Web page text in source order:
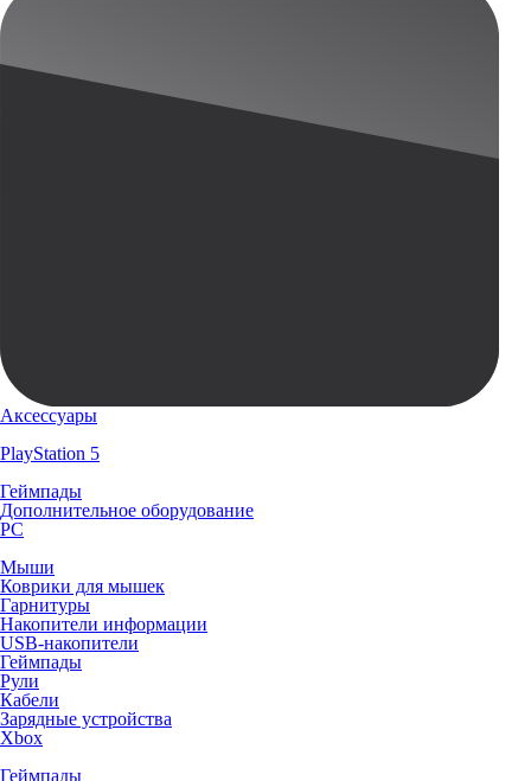
Аксессуары
PlayStation 5
Геймпады
Дополнительное оборудование
PC
Мыши
Коврики для мышек
Гарнитуры
Накопители информации
USB-накопители
Геймпады
Рули
Кабели
Зарядные устройства
Xbox
Геймпады